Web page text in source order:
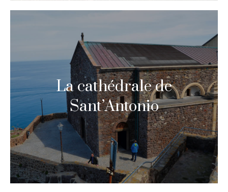
La cathédrale de
Sant’Antonio